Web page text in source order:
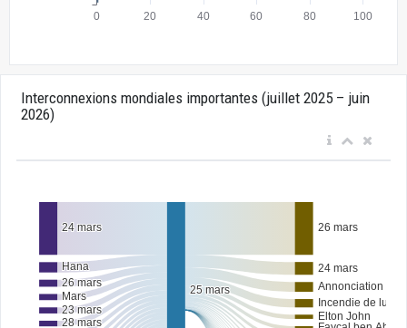
Interconnexions mondiales importantes (juillet 2025 – juin
2026)